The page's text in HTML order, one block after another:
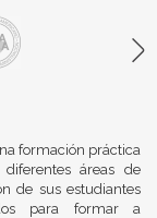
formación práctica
áreas de
de sus estudiantes
para formar a